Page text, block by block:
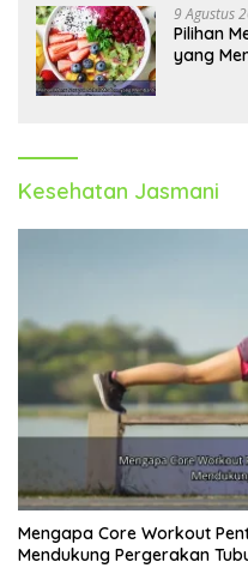
9 Agustus
Pilihan
yang
Kesehatan Jasmani
Mengapa Core Workout
Mendukung Pergerakan